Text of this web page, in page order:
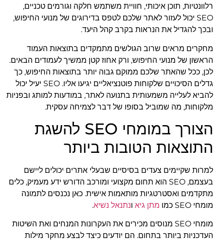
רלוונטיות, תוכן איכותי, חוויית משתמש חלקה וגורמים טכניים,
SEO יכול לעזור לאתר שלכם לטפס בדירוגים של מנועי החיפוש,
ובכך להגדיל את הנראות בקרב קהל היעד.
מחקרים מראים שרוב הגולשים מתמקדים בתוצאות העמוד
הראשון של מנועי החיפוש, ורק אחוז קטן ממשיך לעמודים הבאים.
לכן, ככל שהאתר שלכם ממוקם גבוה יותר בתוצאות החיפוש, כך
גדלים הסיכויים שלקוחות פוטנציאליים יגיעו אליו. SEO יעיל יכול
להביא לעלייה משמעותית בתנועה לאתר, במודעות למותג ובפניות
מלקוחות, מה שמוביל בסופו של דבר לצמיחה עסקית.
הצורך במומחי SEO להשגת
התוצאות הטובות ביותר
למרות שקיימים צעדים בסיסיים שבעלי אתרים יכולים ליישם
בעצמם, SEO הוא תחום מקצועי ומורכב הדורש ידע מעמיק, כלים
מתקדמים ואסטרטגיות מותאמות אישית. כאן נכנסים לתמונה
מומחי SEO כמו
מתן גיא ונתנאל נשיא.
מומחי SEO מנוסים מכירים את העקרונות המנחים ואת השיטות
העדכניות ביותר בתחום. הם יודעים כיצד לבצע מחקר מילות